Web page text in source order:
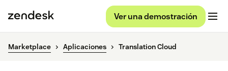
Ver una demostración
Marketplace Aplicaciones Translation Cloud